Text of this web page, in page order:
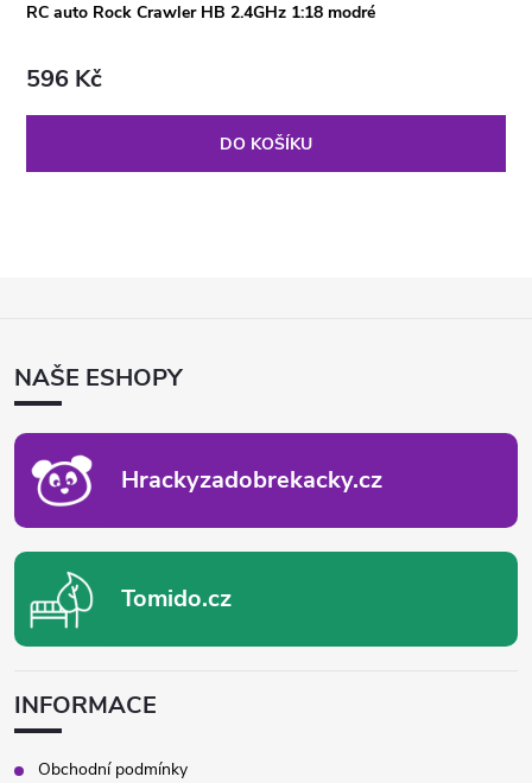
RC auto Rock Crawler HB 2.4GHz 1:18 modré
596 Kč
DO KOŠÍKU
ANAŠE ESHOPY
Hrackyzadobrekacky.cz
Tomido.cz
INFORMACE
Obchodní podmínky